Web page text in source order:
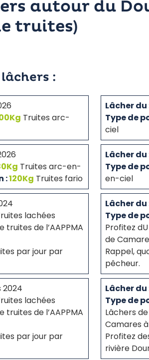
autour du
truites)
:
Truites arc-
Lâcher du
Type de
ciel
Truites arc-en-
:120Kg Truites fario
Lâcher du
Type de
en-ciel
lachées
truites de l’AAPPMA
par jour par
Lâcher du
Type de
Profitez
de
Rappel,
pêcheur.
2024
lachées
truites de l’AAPPMA
par jour par
Lâcher du
Type de
Lâchers
Camares
Profitez
rivière